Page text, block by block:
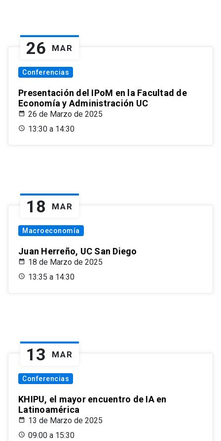
26 MAR
Conferencias
Presentación del IPoM en la Facultad de
Economía y Administración UC
26 de Marzo de 2025
13:30 a 14:30
18 MAR
Macroeconomía
Juan Herreño, UC San Diego
18 de Marzo de 2025
13:35 a 14:30
13 MAR
Conferencias
KHIPU, el mayor encuentro de IA en
Latinoamérica
13 de Marzo de 2025
09:00 a 15:30